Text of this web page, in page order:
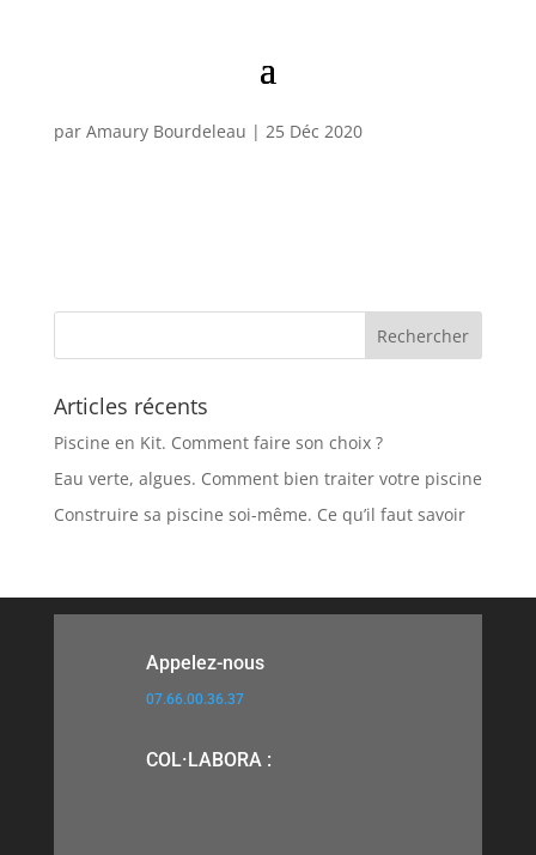
HAG-800-0328_es-ES
par Amaury Bourdeleau | 25 Déc 2020
Articles récents
Piscine en Kit. Comment faire son choix ?
Eau verte, algues. Comment bien traiter votre piscine
Construire sa piscine soi-même. Ce qu’il faut savoir
Appelez-nous
07.66.00.36.37
COL·LABORA :